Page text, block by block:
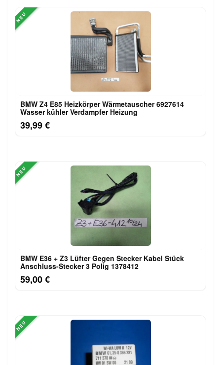
NEU
BMW Z4 E85 Heizkörper Wärmetauscher 6927614
Wasser kühler Verdampfer Heizung
39,99 €
NEU
BMW E36 + Z3 Lüfter Gegen Stecker Kabel Stück
Anschluss-Stecker 3 Polig 1378412
59,00 €
NEU